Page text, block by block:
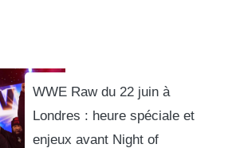
WWE Raw du 22 juin à
Londres : heure spéciale et
enjeux avant Night of